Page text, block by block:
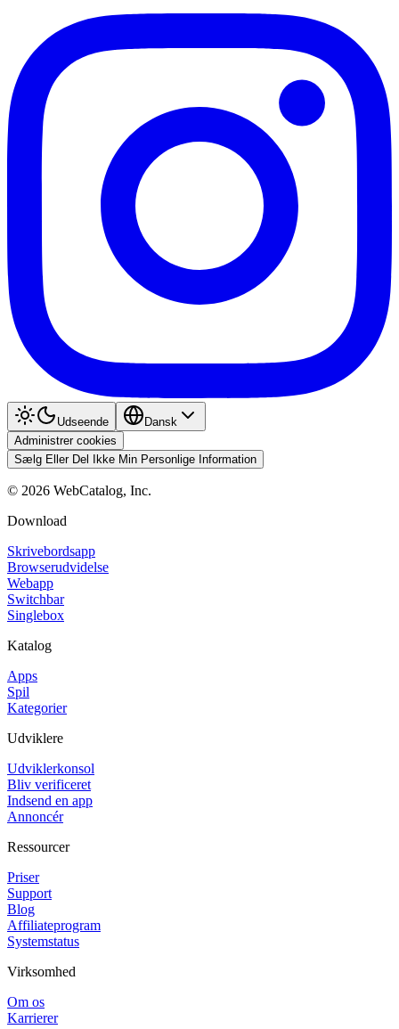
Udseende
Dansk
Administrer cookies
Sælg Eller Del Ikke Min Personlige Information
© 2026 WebCatalog, Inc.
Download
Skrivebordsapp
Browserudvidelse
Webapp
Switchbar
Singlebox
Katalog
Apps
Spil
Kategorier
Udviklere
Udviklerkonsol
Bliv verificeret
Indsend en app
Annoncér
Ressourcer
Priser
Support
Blog
Affiliateprogram
Systemstatus
Virksomhed
Om os
Karrierer